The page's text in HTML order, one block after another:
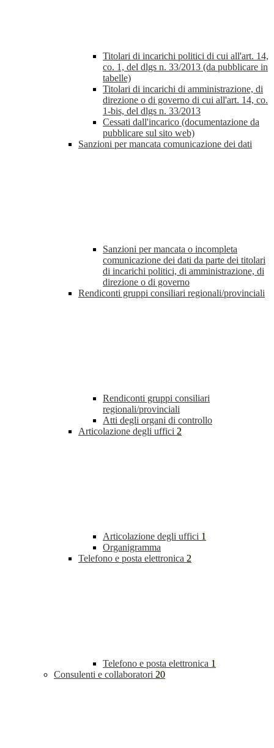
Titolari di incarichi politici di cui all'art. 14,
co. 1, del dlgs n. 33/2013 (da pubblicare in
tabelle)
Titolari di incarichi di amministrazione, di
direzione o di governo di cui all'art. 14, co.
1-bis, del dlgs n. 33/2013
Cessati dall'incarico (documentazione da
pubblicare sul sito web)
Sanzioni per mancata comunicazione dei dati
Sanzioni per mancata o incompleta
comunicazione dei dati da parte dei titolari
di incarichi politici, di amministrazione, di
direzione o di governo
Rendiconti gruppi consiliari regionali/provinciali
Rendiconti gruppi consiliari
regionali/provinciali
Atti degli organi di controllo
Articolazione degli uffici 2
Articolazione degli uffici 1
Organigramma
Telefono e posta elettronica 2
Telefono e posta elettronica 1
Consulenti e collaboratori 20